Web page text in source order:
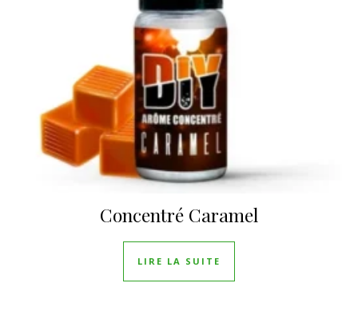
Concentré Caramel
LIRE LA SUITE